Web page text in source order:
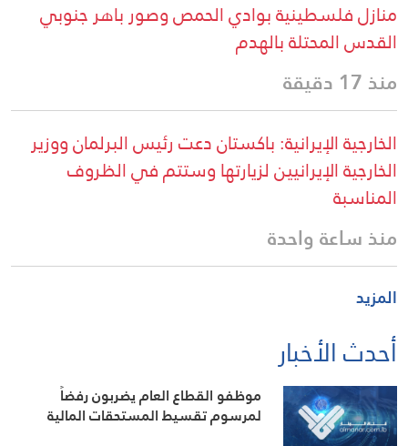
منازل فلسطينية بوادي الحمص وصور باهر جنوبي
القدس المحتلة بالهدم
منذ 17 دقيقة
الخارجية الإيرانية: باكستان دعت رئيس البرلمان ووزير
الخارجية الإيرانيين لزيارتها وستتم في الظروف
المناسبة
منذ ساعة واحدة
المزيد
أحدث الأخبار
موظفو القطاع العام يضربون رفضاً
لمرسوم تقسيط المستحقات المالية